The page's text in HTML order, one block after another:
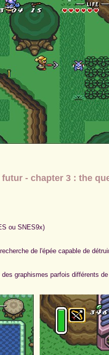
futur - chapter 3 : the
ou SNES9x)
de l'épée capable de
graphismes parfois différents